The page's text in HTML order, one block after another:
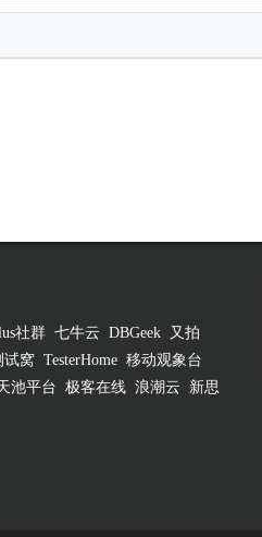
社群 七牛云 DBGeek
又拍
试窝 TesterHome 移动观象台
池平台 极客在线 浪潮云
新思